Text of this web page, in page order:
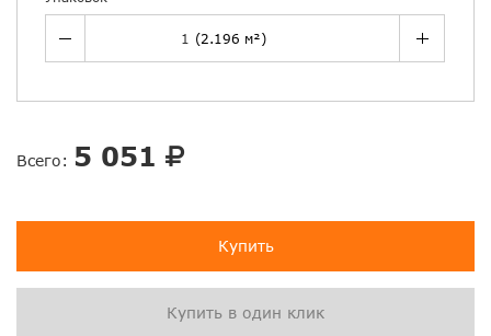
Всего: 5 051
Купить
Купить в один клик